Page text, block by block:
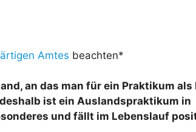
Amtes beachten*
an das man für ein Praktikum als
ist ein Auslandspraktikum in
und fällt im Lebenslauf